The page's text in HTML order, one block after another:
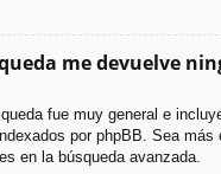
me devuelve
fue muy general e
por phpBB. Sea
en la búsqueda avanzada.